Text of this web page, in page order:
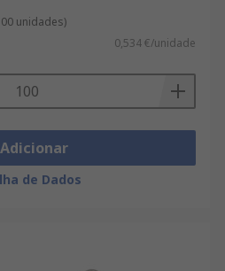
unidades)
0,534 €/unidade
Adicionar
de Dados